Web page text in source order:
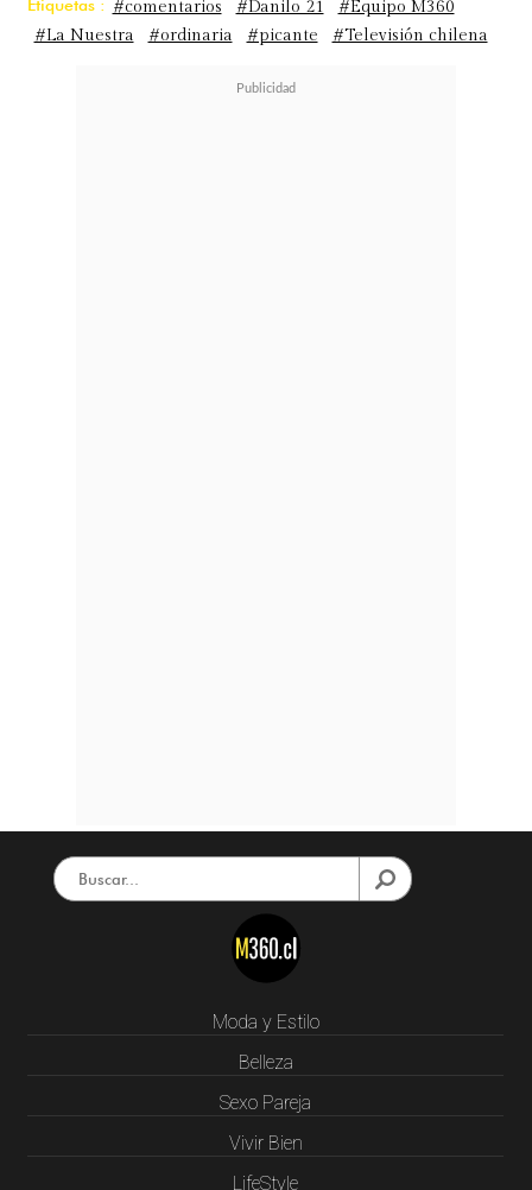
Etiquetas : #comentarios #Danilo 21
#Equipo M360
#La Nuestra
#ordinaria #picante #Televisión chilena
Moda y Estilo
Belleza
Sexo Pareja
Vivir Bien
LifeStyle